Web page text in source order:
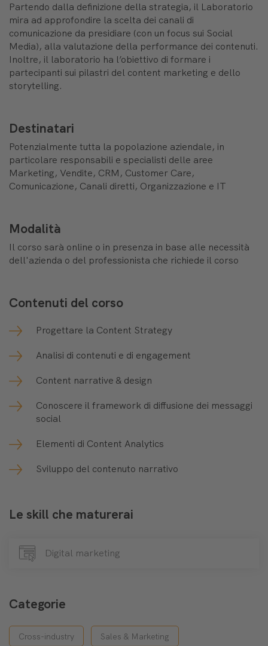
Partendo dalla definizione della strategia, il Laboratorio
mira ad approfondire la scelta dei canali di
comunicazione da presidiare (con un focus sui Social
Media), alla valutazione della performance dei contenuti.
Inoltre, il laboratorio ha l’obiettivo di formare i
partecipanti sui pilastri del content marketing e dello
storytelling.
Destinatari
Potenzialmente tutta la popolazione aziendale, in
particolare responsabili e specialisti delle aree
Marketing, Vendite, CRM, Customer Care,
Comunicazione, Canali diretti, Organizzazione e IT
Modalità
Il corso sarà online o in presenza in base alle necessità
dell'azienda o del professionista che richiede il corso
Contenuti del corso
Progettare la Content Strategy
Analisi di contenuti e di engagement
Content narrative & design
Conoscere il framework di diffusione dei messaggi
social
Elementi di Content Analytics
Sviluppo del contenuto narrativo
Le skill che maturerai
Digital marketing
Categorie
Cross-industry Sales & Marketing